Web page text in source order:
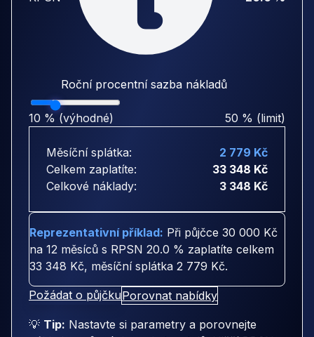
Roční procentní sazba nákladů
10 % (výhodné) 50 % (limit)
Měsíční splátka:
2 779 Kč
Celkem zaplatíte:
33 348 Kč
Celkové náklady:
3 348 Kč
Reprezentativní příklad: Při půjčce 30 000 Kč
na 12 měsíců s RPSN 20.0 % zaplatíte celkem
33 348 Kč, měsíční splátka 2 779 Kč.
Požádat o půjčkuPorovnat nabídky
💡 Tip: Nastavte si parametry a porovnejte